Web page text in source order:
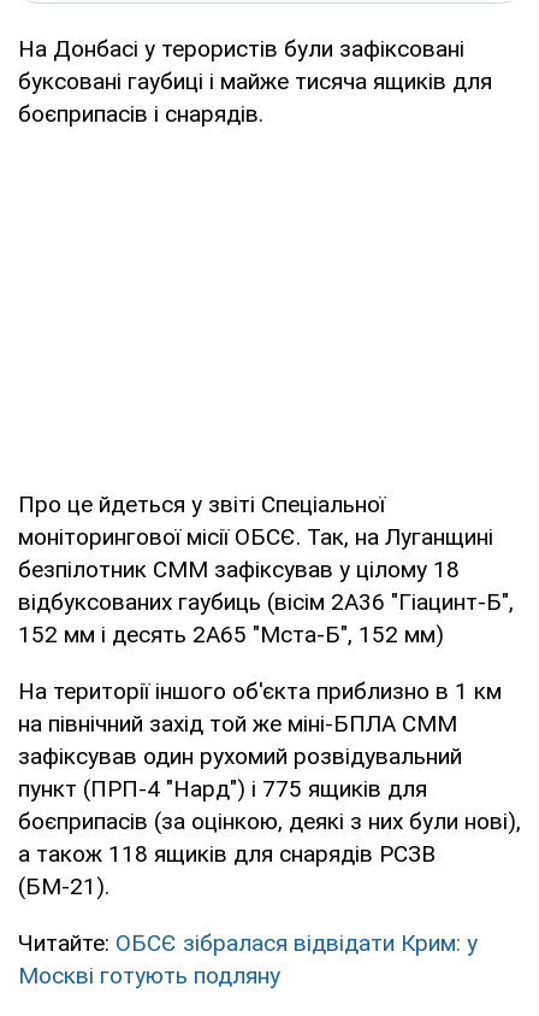
На Донбасі у терористів були зафіксовані
буксовані гаубиці і майже тисяча ящиків для
боєприпасів і снарядів.
Про це йдеться у звіті Спеціальної
моніторингової місії ОБСЄ. Так, на Луганщині
безпілотник СММ зафіксував у цілому 18
відбуксованих гаубиць (вісім 2А36 "Гіацинт-Б",
152 мм і десять 2А65 "Мста-Б", 152 мм)
На території іншого об'єкта приблизно в 1 км
на північний захід той же міні-БПЛА СММ
зафіксував один рухомий розвідувальний
пункт (ПРП-4 "Нард") і 775 ящиків для
боєприпасів (за оцінкою, деякі з них були нові),
а також 118 ящиків для снарядів РСЗВ
(БМ-21).
Читайте: ОБСЄ зібралася відвідати Крим: у
Москві готують подляну